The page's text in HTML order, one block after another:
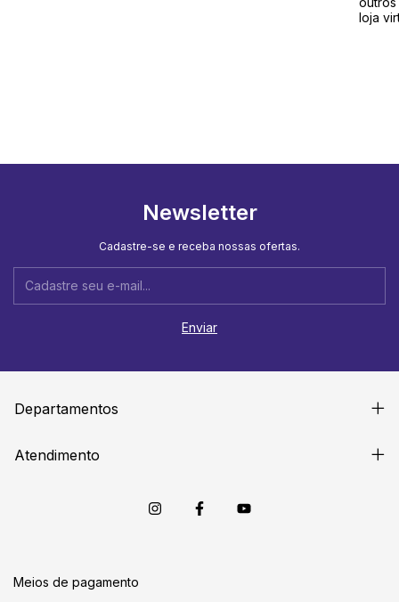
Newsletter
Cadastre-se e receba nossas ofertas.
Departamentos
Atendimento
Meios de pagamento